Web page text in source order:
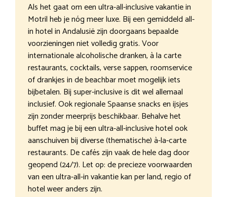
Als het gaat om een ultra-all-inclusive vakantie in
Motril heb je nóg meer luxe. Bij een gemiddeld all-
in hotel in Andalusië zijn doorgaans bepaalde
voorzieningen niet volledig gratis. Voor
internationale alcoholische dranken, à la carte
restaurants, cocktails, verse sappen, roomservice
of drankjes in de beachbar moet mogelijk iets
bijbetalen. Bij super-inclusive is dit wel allemaal
inclusief. Ook regionale Spaanse snacks en ijsjes
zijn zonder meerprijs beschikbaar. Behalve het
buffet mag je bij een ultra-all-inclusive hotel ook
aanschuiven bij diverse (thematische) à-la-carte
restaurants. De cafés zijn vaak de hele dag door
geopend (24/7). Let op: de precieze voorwaarden
van een ultra-all-in vakantie kan per land, regio of
hotel weer anders zijn.